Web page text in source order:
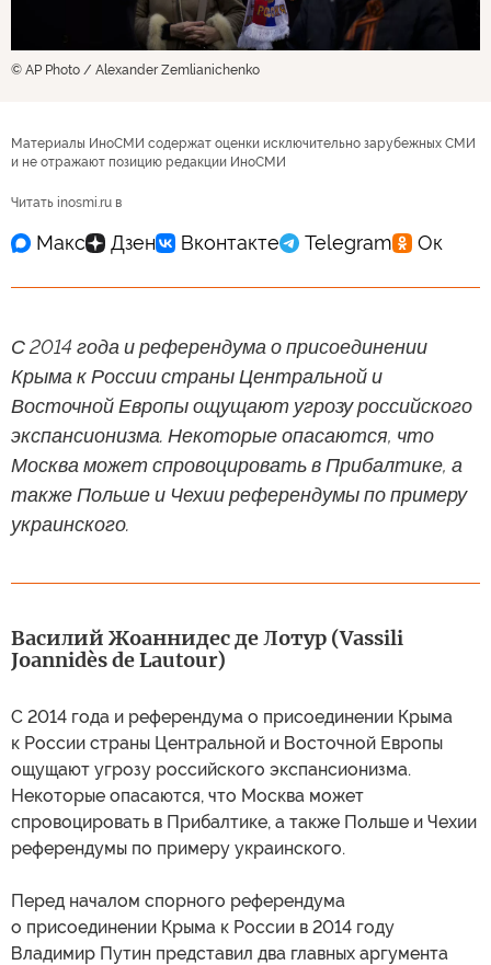
© AP Photo / Alexander Zemlianichenko
Материалы ИноСМИ содержат оценки исключительно зарубежных СМИ
и не отражают позицию редакции ИноСМИ
Читать inosmi.ru в
С 2014 года и референдума о присоединении
Крыма к России страны Центральной и
Восточной Европы ощущают угрозу российского
экспансионизма. Некоторые опасаются, что
Москва может спровоцировать в Прибалтике, а
также Польше и Чехии референдумы по примеру
украинского.
Василий Жоаннидес де Лотур (Vassili
Joannidès de Lautour)
С 2014 года и референдума о присоединении Крыма
к России страны Центральной и Восточной Европы
ощущают угрозу российского экспансионизма.
Некоторые опасаются, что Москва может
спровоцировать в Прибалтике, а также Польше и Чехии
референдумы по примеру украинского.
Перед началом спорного референдума
о присоединении Крыма к России в 2014 году
Владимир Путин представил два главных аргумента